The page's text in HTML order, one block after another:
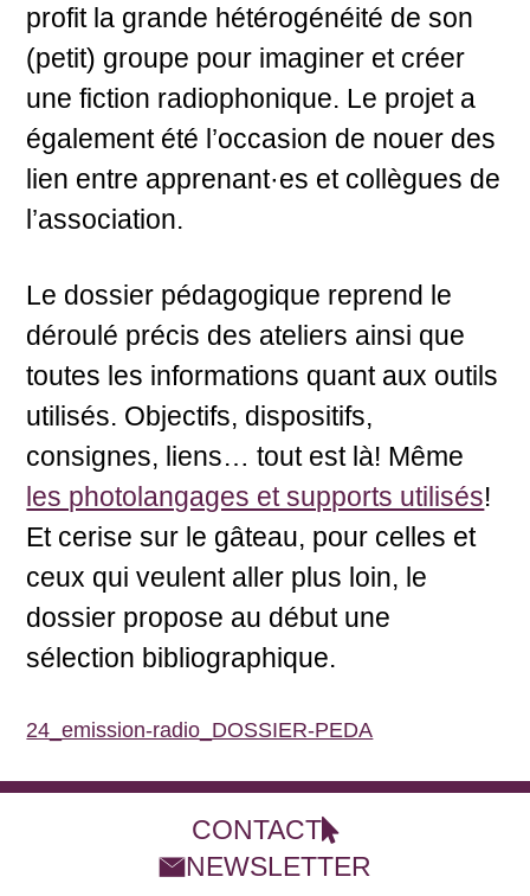
profit la grande hétérogénéité de son
(petit) groupe pour imaginer et créer
une fiction radiophonique. Le projet a
également été l’occasion de nouer des
lien entre apprenant·es et collègues de
l’association.
Le dossier pédagogique reprend le
déroulé précis des ateliers ainsi que
toutes les informations quant aux outils
utilisés. Objectifs, dispositifs,
consignes, liens… tout est là! Même
les photolangages et supports utilisés!
Et cerise sur le gâteau, pour celles et
ceux qui veulent aller plus loin, le
dossier propose au début une
sélection bibliographique.
24_emission-radio_DOSSIER-PEDA
CONTACT
NEWSLETTER